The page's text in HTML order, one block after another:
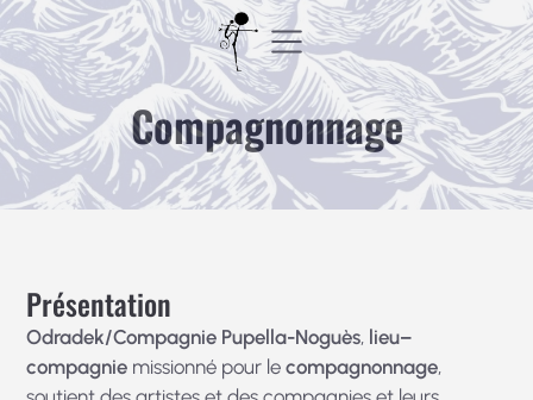
Aller
au
contenu
Compagnonnage
Présentation
Odradek/Compagnie Pupella-Noguès, lieu–
compagnie missionné pour lecompagnonnage,